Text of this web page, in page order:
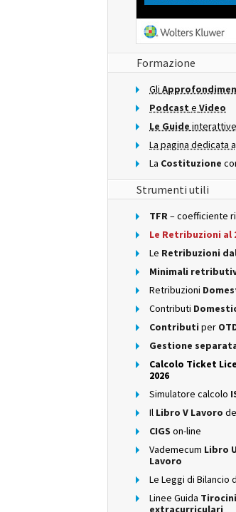
Formazione
Gli
Podcast e Video
Le Guide interattive
La pagina dedicata
La Costituzione
Strumenti utili
TFR– coefficiente
Le Retribuzioni al
Le Retribuzioni dal
Minimali
Retribuzioni
Contributi
Contributi per
Gestione
Calcolo Ticket
2026
Simulatore calcolo
Il Libro V Lavoro
CIGS on-line
Vademecum Libro
Lavoro
Le Leggi di Bilancio
Linee Guida Tirocini
extracurriculari